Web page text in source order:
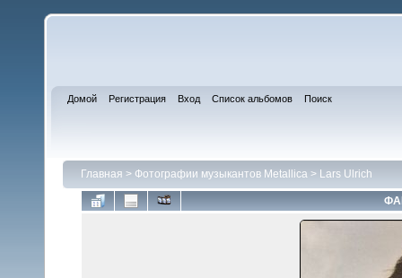
Домой Регистрация Вход Список альбомов Поиск
Главная > Фотографии музыкантов Metallica > Lars Ulrich